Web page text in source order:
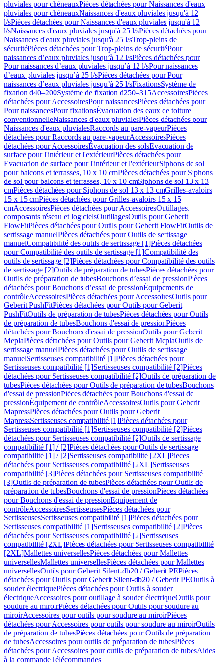
pluviales pour chéneauxPièces détachées pour Naissances d'eaux
pluviales pour chéneauxNaissances d'eaux pluviales jusqu'à 12
l/sPièces détachées pour Naissances d'eaux pluviales jusqu'à 12
l/sNaissances d'eaux pluviales jusqu'à 25 l/sPièces détachées pour
Naissances d'eaux pluviales jusqu'à 25 l/sTrop-pleins de
sécuritéPièces détachées pour Trop-pleins de sécuritéPour
naissances d’eaux pluviales jusqu’à 12 l/sPièces détachées pour
Pour naissances d’eaux pluviales jusqu’à 12 l/sPour naissances
d’eaux pluviales jusqu’à 25 l/sPièces détachées pour Pour
naissances d’eaux pluviales jusqu’à 25 l/sFixationsSystème de
fixation d40–200Système de fixation d250–315AccessoiresPièces
détachées pour AccessoiresPour naissancesPièces détachées pour
Pour naissancesPour fixationsÉvacuation des eaux de toiture
conventionnelleNaissances d'eaux pluvialesPièces détachées pour
Naissances d'eaux pluvialesRaccords au pare-vapeurPièces
détachées pour Raccords au pare-vapeurAccessoiresPièces
détachées pour AccessoiresÉvacuation des solsEvacuation de
surface pour l'intérieur et l'extérieurPièces détachées pour
Evacuation de surface pour l'intérieur et l'extérieurSiphons de sol
pour balcons et terrasses, 10 x 10 cmPièces détachées pour Siphons
de sol pour balcons et terrasses, 10 x 10 cmSiphons de sol 13 x 13
cmPièces détachées pour Siphons de sol 13 x 13 cmGrilles-avaloirs
15 x 15 cmPièces détachées pour Grilles-avaloirs 15 x 15
cmAccessoiresPièces détachées pour AccessoiresOutillages,
composants réseau et logicielsOutillagesOutils pour Geberit
FlowFitPièces détachées pour Outils pour Geberit FlowFitOutils de
sertissage manuelPièces détachées pour Outils de sertissage
manuelCompatibilité des outils de sertissage [1]Pièces détachées
pour Compatibilité des outils de sertissage [1]Compatibilité des
outils de sertissage [2]Pièces détachées pour Compatibilité des outils
de sertissage [2]Outils de préparation de tubesPièces détachées pour
Outils de préparation de tubesBouchons d’essai de pressionPièces
détachées pour Bouchons d’essai de pressionÉquipements de
contrôleAccessoiresPièces détachées pour AccessoiresOutils pour
Geberit PushFitPièces détachées pour Outils pour Geberit
PushFitOutils de préparation de tubesPièces détachées pour Outils
de préparation de tubesBouchons d'essai de pressionPièces
détachées pour Bouchons d'essai de pressionOutils pour Geberit
MeplaPièces détachées pour Outils pour Geberit MeplaOutils de
sertissage manuelPièces détachées pour Outils de sertissage
manuelSertisseuses compatibilité [1]Pièces détachées pour
Sertisseuses compatibilité [1]Sertisseuses compatibilité [2]Pièces
détachées pour Sertisseuses compatibilité [2]Outils de préparation de
tubesPièces détachées pour Outils de préparation de tubesBouchons
d'essai de pressionPièces détachées pour Bouchons d'essai de
pressionÉquipement de contrôleAccessoiresOutils pour Geberit
MapressPièces détachées pour Outils pour Geberit
MapressSertisseuses compatibilité [1]Pièces détachées pour
Sertisseuses compatibilité [1]Sertisseuses compatibilité [2]Pièces
détachées pour Sertisseuses compatibilité [2]Outils de sertissage
compatibilité [1] / [2]Pièces détachées pour Outils de sertissage
compatibilité [1] / [2]Sertisseuses compatibilité [2XL]Pièces
détachées pour Sertisseuses compatibilité [2XL]Sertisseuses
compatibilité [3]Pièces détachées pour Sertisseuses compatibilité
[3]Outils de préparation de tubesPièces détachées pour Outils de
préparation de tubesBouchons d'essai de pressionPièces détachées
pour Bouchons d'essai de pressionEquipement de
contrôleAccessoiresSertisseusesPièces détachées pour
SertisseusesSertisseuses compatibilité [1]Pièces détachées pour
Sertisseuses compatibilité [1]Sertisseuses compatibilité [2]Pièces
détachées pour Sertisseuses compatibilité [2]Sertisseuses
compatibilité [2XL]Pièces détachées pour Sertisseuses compatibilité
[2XL]Mallettes universellesPièces détachées pour Mallettes
universellesMallettes universellesPièces détachées pour Mallettes
universellesOutils pour Geberit Silent-db20 / Geberit PEPièces
détachées pour Outils pour Geberit Silent-db20 / Geberit PEOutils à
souder électriquePièces détachées pour Outils à souder
électriqueAccessoires pour outillage à souder électriqueOutils pour
soudure au miroirPièces détachées pour Outils pour soudure au
miroirAccessoires pour outils pour soudure au miroirPièces
détachées pour Accessoires pour outils pour soudure au miroirOutils
de préparation de tubesPièces détachées pour Outils de préparation
de tubesAccessoires pour outils de préparation de tubesPièces
détachées pour Accessoires pour outils de préparation de tubesAides
à la commandeTélécommandes